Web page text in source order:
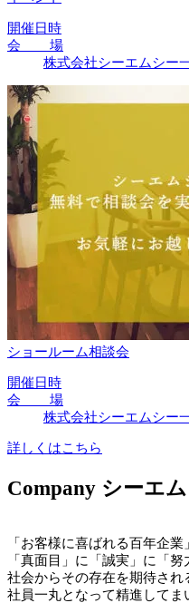
開催日時
会 場
株式会社シーエムシー
ショールーム相談会
開催日時
会 場
株式会社シーエムシー
詳しくはこちら
Company シーエ
「お客様に喜ばれる百年企業
「真面目」に「誠実」に「努
社会からその存在を期待され
社員一丸となって精進してま